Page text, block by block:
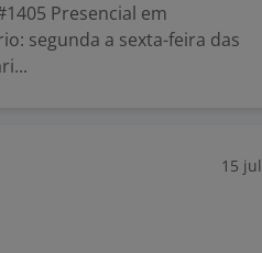
Presencial em
segunda a sexta-feira das
15 jul